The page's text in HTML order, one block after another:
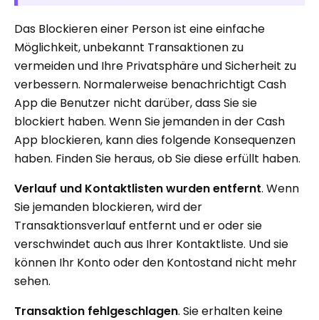
Das Blockieren einer Person ist eine einfache
Möglichkeit, unbekannt Transaktionen zu
vermeiden und Ihre Privatsphäre und Sicherheit zu
verbessern. Normalerweise benachrichtigt Cash
App die Benutzer nicht darüber, dass Sie sie
blockiert haben. Wenn Sie jemanden in der Cash
App blockieren, kann dies folgende Konsequenzen
haben. Finden Sie heraus, ob Sie diese erfüllt haben.
Verlauf und Kontaktlisten wurden entfernt. Wenn
Sie jemanden blockieren, wird der
Transaktionsverlauf entfernt und er oder sie
verschwindet auch aus Ihrer Kontaktliste. Und sie
können Ihr Konto oder den Kontostand nicht mehr
sehen.
Transaktion fehlgeschlagen. Sie erhalten keine